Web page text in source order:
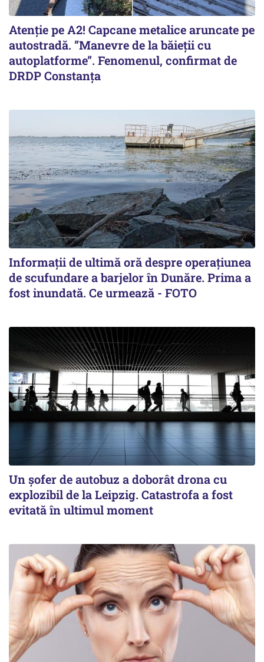
Atenție pe A2! Capcane metalice aruncate pe
autostradă. ”Manevre de la băieții cu
autoplatforme”. Fenomenul, confirmat de
DRDP Constanța
Informații de ultimă oră despre operațiunea
de scufundare a barjelor în Dunăre. Prima a
fost inundată. Ce urmează - FOTO
Un șofer de autobuz a doborât drona cu
explozibil de la Leipzig. Catastrofa a fost
evitată în ultimul moment